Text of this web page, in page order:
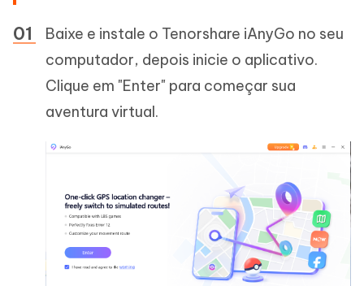
Baixe e instale o Tenorshare iAnyGo no seu
computador, depois inicie o aplicativo.
Clique em "Enter" para começar sua
aventura virtual.